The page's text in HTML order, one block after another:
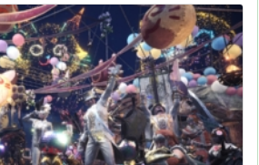

次へ

検索